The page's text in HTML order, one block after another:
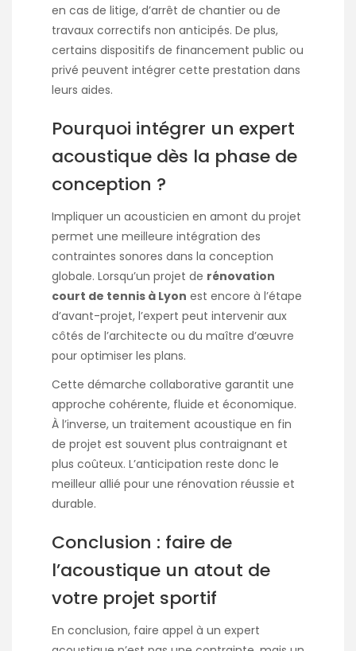
en cas de litige, d’arrêt de chantier ou de
travaux correctifs non anticipés. De plus,
certains dispositifs de financement public ou
privé peuvent intégrer cette prestation dans
leurs aides.
Pourquoi intégrer un expert
acoustique dès la phase de
conception ?
Impliquer un acousticien en amont du projet
permet une meilleure intégration des
contraintes sonores dans la conception
globale. Lorsqu’un projet de rénovation
court de tennis à Lyon est encore à l’étape
d’avant-projet, l’expert peut intervenir aux
côtés de l’architecte ou du maître d’œuvre
pour optimiser les plans.
Cette démarche collaborative garantit une
approche cohérente, fluide et économique.
À l’inverse, un traitement acoustique en fin
de projet est souvent plus contraignant et
plus coûteux. L’anticipation reste donc le
meilleur allié pour une rénovation réussie et
durable.
Conclusion : faire de
l’acoustique un atout de
votre projet sportif
En conclusion, faire appel à un expert